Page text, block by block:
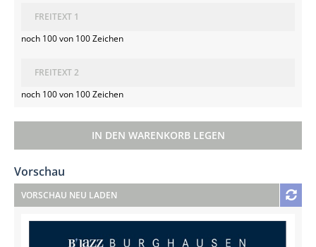
noch 100 von 100 Zeichen
noch 100 von 100 Zeichen
Vorschau